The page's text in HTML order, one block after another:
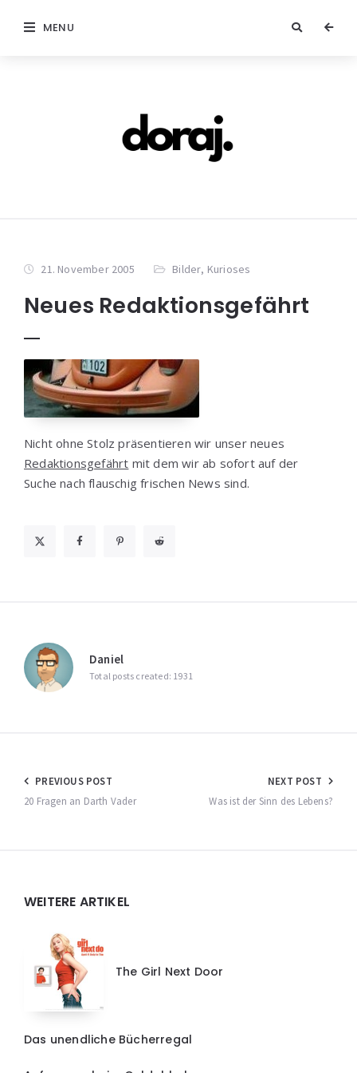
MENU
21. November 2005 Bilder, Kurioses
Neues Redaktionsgefährt
Nicht ohne Stolz präsentieren wir unser neues
Redaktionsgefährt mit dem wir ab sofort auf der
Suche nach flauschig frischen News sind.
Daniel
Total posts created: 1931
Beitragsnavigation
PREVIOUS POST
20 Fragen an Darth Vader
NEXT POST
Was ist der Sinn des Lebens?
Widgets
WEITERE ARTIKEL
The Girl Next Door
Das unendliche Bücherregal